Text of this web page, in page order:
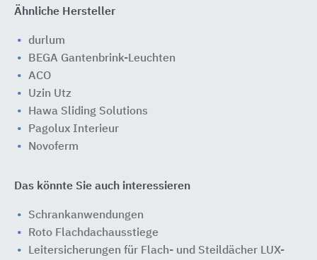
Ähnliche Hersteller
durlum
BEGA Gantenbrink-Leuchten
ACO
Uzin Utz
Hawa Sliding Solutions
Pagolux Interieur
Novoferm
Das könnte Sie auch interessieren
Schrankanwendungen
Roto Flachdachausstiege
Leitersicherungen für Flach- und Steildächer LUX-